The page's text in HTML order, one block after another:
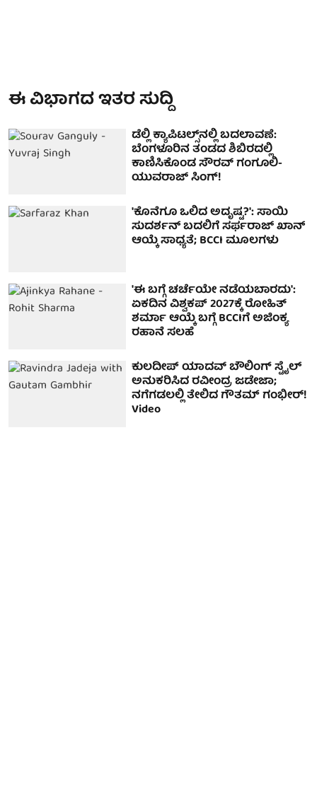
ಈ ವಿಭಾಗದ ಇತರ ಸುದ್ದಿ
ಡೆಲ್ಲಿ ಕ್ಯಾಪಿಟಲ್ಸ್‌ನಲ್ಲಿ ಬದಲಾವಣೆ:
ಬೆಂಗಳೂರಿನ ತಂಡದ ಶಿಬಿರದಲ್ಲಿ
ಕಾಣಿಸಿಕೊಂಡ ಸೌರವ್ ಗಂಗೂಲಿ-
ಯುವರಾಜ್ ಸಿಂಗ್!
'ಕೊನೆಗೂ ಒಲಿದ ಅದೃಷ್ಟ?': ಸಾಯಿ
ಸುದರ್ಶನ್ ಬದಲಿಗೆ ಸರ್ಫರಾಜ್ ಖಾನ್
ಆಯ್ಕೆ ಸಾಧ್ಯತೆ; BCCI ಮೂಲಗಳು
'ಈ ಬಗ್ಗೆ ಚರ್ಚೆಯೇ ನಡೆಯಬಾರದು':
ಏಕದಿನ ವಿಶ್ವಕಪ್ 2027ಕ್ಕೆ ರೋಹಿತ್
ಶರ್ಮಾ ಆಯ್ಕೆ ಬಗ್ಗೆ BCCIಗೆ ಅಜಿಂಕ್ಯ
ರಹಾನೆ ಸಲಹೆ
ಕುಲದೀಪ್ ಯಾದವ್ ಬೌಲಿಂಗ್ ಸ್ಟೈಲ್
ಅನುಕರಿಸಿದ ರವೀಂದ್ರ ಜಡೇಜಾ;
ನಗೆಗಡಲಲ್ಲಿ ತೇಲಿದ ಗೌತಮ್ ಗಂಭೀರ್!
Video